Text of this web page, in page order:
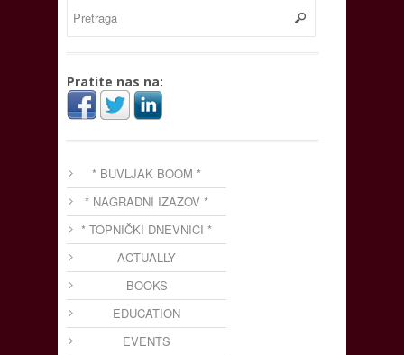
Pratite nas na:
* BUVLJAK BOOM *
* NAGRADNI IZAZOV *
* TOPNIČKI DNEVNICI *
ACTUALLY
BOOKS
EDUCATION
EVENTS